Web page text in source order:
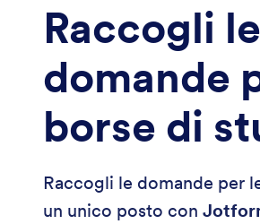
Raccogli le
domande
borse di
Raccogli le domande per
un unico posto con